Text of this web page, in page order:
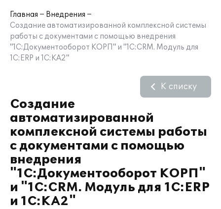
Главная
Внедрения
Создание автоматизированной комплексной системы
работы с документами с помощью внедрения
"1С:Документооборот КОРП" и "1С:CRM. Модуль для
1С:ERP и 1С:КА2"
Создание
автоматизированной
комплексной системы работы
с документами с помощью
внедрения
"1С:Документооборот КОРП"
и "1С:CRM. Модуль для 1С:ERP
и 1С:КА2"
К списку